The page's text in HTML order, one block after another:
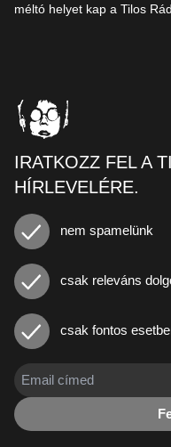
méltó helyet kap a Tilos
IRATKOZZ FEL A
HÍRLEVELÉRE.
nem spamelünk
csak releváns
csak fontos